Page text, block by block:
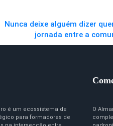
Nunca deixe alguém dizer
jornada entre a
é um ecossistema de
para formadores de
O